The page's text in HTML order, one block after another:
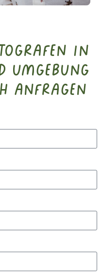
in
Umgebung
anfragen